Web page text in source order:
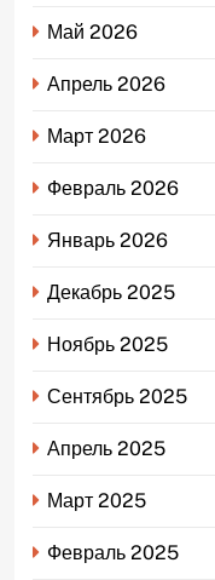
Май 2026
Апрель 2026
Март 2026
Февраль 2026
Январь 2026
Декабрь 2025
Ноябрь 2025
Сентябрь 2025
Апрель 2025
Март 2025
Февраль 2025